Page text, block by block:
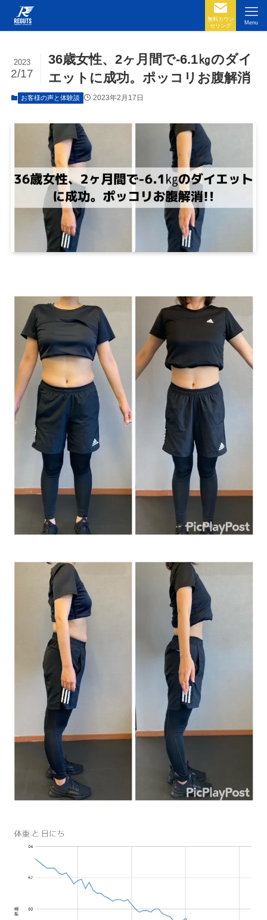
無料カウン
セリング
Menu
36歳女性、2ヶ月間で-6.1㎏のダイ
エットに成功。ポッコリお腹解消
2023
2/17
お客様の声と体験談 2023年2月17日